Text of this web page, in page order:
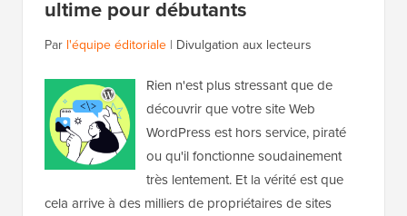
ultime pour débutants
Par l'équipe éditoriale | Divulgation aux lecteurs
Rien n'est plus stressant que de
découvrir que votre site Web
WordPress est hors service, piraté
ou qu'il fonctionne soudainement
très lentement. Et la vérité est que
cela arrive à des milliers de propriétaires de sites